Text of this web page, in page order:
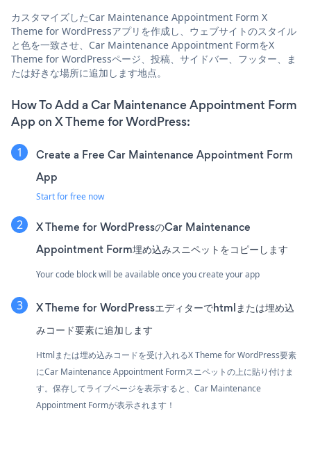
カスタマイズしたCar Maintenance Appointment Form X
Theme for WordPressアプリを作成し、ウェブサイトのスタイル
と色を一致させ、Car Maintenance Appointment FormをX
Theme for WordPressページ、投稿、サイドバー、フッター、ま
たは好きな場所に追加します地点。
How To Add a Car Maintenance Appointment Form
App on X Theme for WordPress:
Create a Free Car Maintenance Appointment Form
App
Start for free now
X Theme for WordPressのCar Maintenance
Appointment Form埋め込みスニペットをコピーします
Your code block will be available once you create your app
X Theme for WordPressエディターでhtmlまたは埋め込
みコード要素に追加します
Htmlまたは埋め込みコードを受け入れるX Theme for WordPress要素
にCar Maintenance Appointment Formスニペットの上に貼り付けま
す。保存してライブページを表示すると、Car Maintenance
Appointment Formが表示されます！